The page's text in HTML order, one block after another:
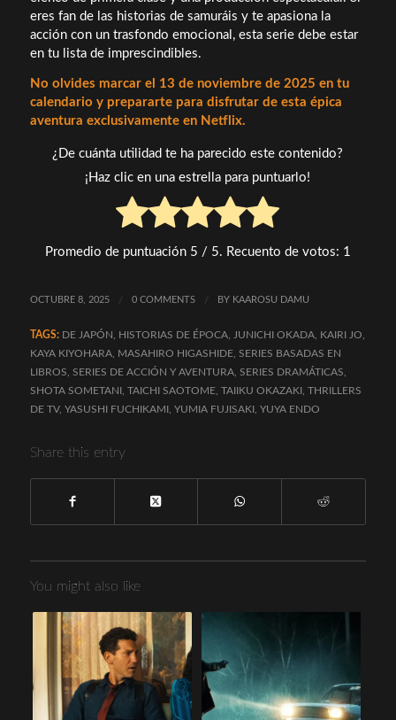
eres fan de las historias de samuráis y te apasiona la
acción con un trasfondo emocional, esta serie debe estar
en tu lista de imprescindibles.
No olvides marcar el 13 de noviembre de 2025 en tu
calendario y prepararte para disfrutar de esta épica
aventura exclusivamente en Netflix.
¿De cuánta utilidad te ha parecido este contenido?
¡Haz clic en una estrella para puntuarlo!
Promedio de puntuación 5 / 5. Recuento de votos: 1
OCTUBRE 8, 2025 / 0 COMMENTS / BY KAAROSU DAMU
TAGS: DE JAPÓN , HISTORIAS DE ÉPOCA, JUNICHI OKADA, KAIRI JO,
KAYA KIYOHARA, MASAHIRO HIGASHIDE, SERIES BASADAS EN
LIBROS, SERIES DE ACCIÓN Y AVENTURA, SERIES DRAMÁTICAS,
SHOTA SOMETANI , TAICHI SAOTOME, TAIIKU OKAZAKI , THRILLERS
DE TV, YASUSHI FUCHIKAMI , YUMIA FUJISAKI , YUYA ENDO
Share this entry
You might also like